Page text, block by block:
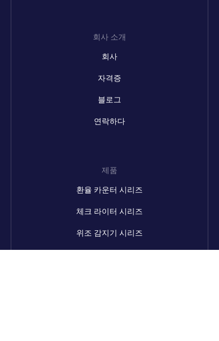
회사 소개
회사
자격증
블로그
연락하다
제품
환율 카운터 시리즈
체크 라이터 시리즈
위조 감지기 시리즈